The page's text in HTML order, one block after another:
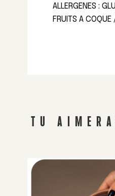
ALLERGENES :
FRUITS A COQUE
TU